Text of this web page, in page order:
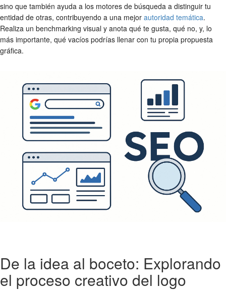
sino que también ayuda a los motores de búsqueda a distinguir tu
entidad de otras, contribuyendo a una mejor autoridad temática.
Realiza un benchmarking visual y anota qué te gusta, qué no, y, lo
más importante, qué vacíos podrías llenar con tu propia propuesta
gráfica.
De la idea al boceto: Explorando
el proceso creativo del logo